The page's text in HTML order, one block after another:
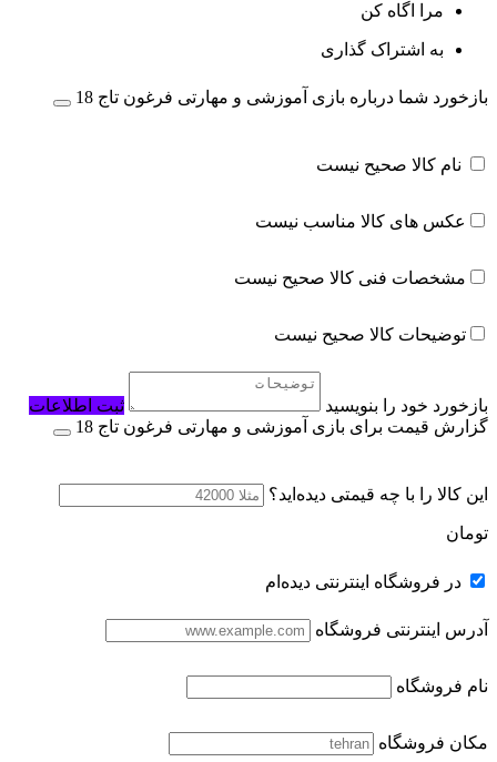
مرا اگاه کن
به اشتراک گذاری
بازخورد شما درباره بازی آموزشی و مهارتی فرغون تاج 18
نام کالا صحیح نیست
عکس های کالا مناسب نیست
مشخصات فنی کالا صحیح نیست
توضیحات کالا صحیح نیست
بازخورد خود را بنویسید
ثبت اطلاعات
گزارش قیمت برای بازی آموزشی و مهارتی فرغون تاج 18
این کالا را با چه قیمتی دیده‌اید؟
تومان
در فروشگاه اینترنتی دیده‌ام
آدرس اینترنتی فروشگاه
نام فروشگاه
مکان فروشگاه